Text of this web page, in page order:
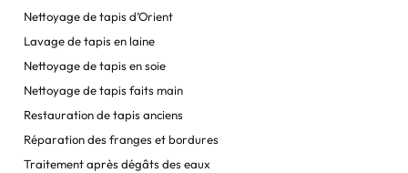
Nettoyage de tapis d’Orient
Lavage de tapis en laine
Nettoyage de tapis en soie
Nettoyage de tapis faits main
Restauration de tapis anciens
Réparation des franges et bordures
Traitement après dégâts des eaux